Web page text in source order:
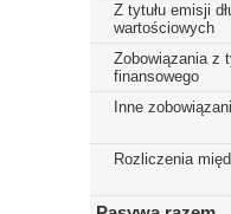
Z tytułu emisji
wartościowych
Zobowiązania z
finansowego
Inne
Rozliczenia